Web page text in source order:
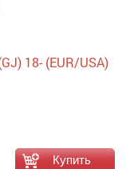
18- (EUR/USA)